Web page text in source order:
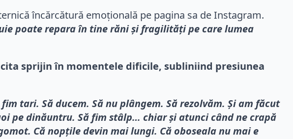
încărcătură emoțională pe pagina sa de Instagram.
poate repara în tine răni și fragilități pe care lumea
sprijin în momentele dificile, subliniind presiunea
tari. Să ducem. Să nu plângem. Să rezolvăm. Și am făcut
pe dinăuntru. Să fim stâlp… chiar și atunci când ne crapă
Că nopțile devin mai lungi. Că oboseala nu mai e